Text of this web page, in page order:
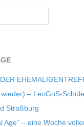
– LeoGoS-
Straßburg
Age“ – eine Woche